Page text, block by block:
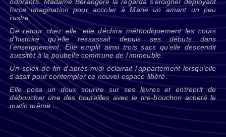
force imagination pour accoler à Marie un amant un peu
rustre.
De retour chez elle, elle déchira méthodiquement les cours
d’histoire qu’elle ressassait depuis ses débuts dans
l’enseignement. Elle emplit ainsi trois sacs qu’elle descendit
aussitôt à la poubelle commune de l’immeuble.
Un soleil de fin d’après-midi éclairait l’appartement lorsqu’elle
s’assit pour contempler ce nouvel espace libéré.
Elle posa un doux sourire sur ses lèvres et entreprit de
déboucher une des bouteilles avec le tire-bouchon acheté le
matin même.…